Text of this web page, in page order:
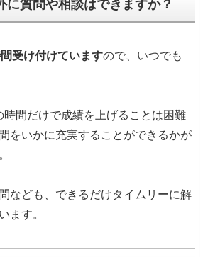
に質問や相談はできますか？
受け付けていますので、いつでも
間だけで成績を上げることは困難
をいかに充実することができるかが
なども、できるだけタイムリーに解
ます。